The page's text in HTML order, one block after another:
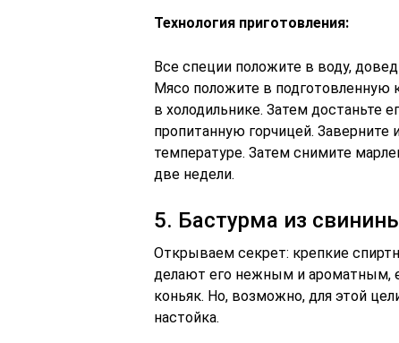
Технология приготовления:
Все специи положите в воду,
Мясо положите в подготовленную
в холодильнике. Затем достаньте
пропитанную горчицей. Заверните
температуре. Затем снимите
две недели.
5. Бастурма из
Открываем секрет: крепкие
делают его нежным и ароматным,
коньяк. Но, возможно, для этой
настойка.